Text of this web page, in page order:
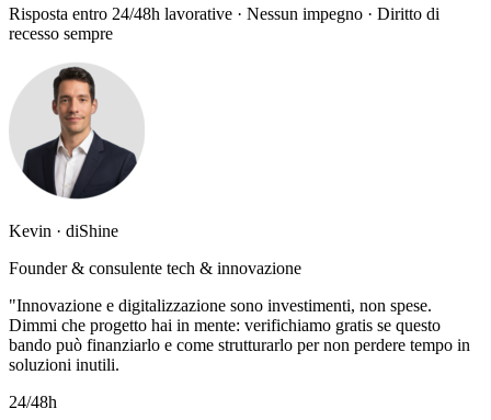
Risposta entro 24/48h lavorative · Nessun impegno · Diritto di
recesso sempre
Kevin · diShine
Founder & consulente tech & innovazione
"Innovazione e digitalizzazione sono investimenti, non spese.
Dimmi che progetto hai in mente: verifichiamo gratis se questo
bando può finanziarlo e come strutturarlo per non perdere tempo in
soluzioni inutili.
24/48h